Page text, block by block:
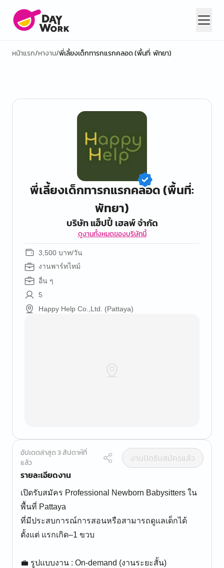
หน้าแรก/หางาน/พี่เลี้ยงเด็กทารกแรกคลอด (พื้นที่: พัทยา)
พี่เลี้ยงเด็กทารกแรกคลอด (พื้นที่:
พัทยา)
บริษัท แฮ็ปปี้ เฮลพ์ จำกัด
ดูงานทั้งหมดของบริษัทนี้
3,500 บาท/วัน
งานพาร์ทไทม์
อื่น ๆ
5
Happy Help Co.,Ltd. (Pattaya)
อัปเดตล่าสุด 3 สัปดาห์ที่
แล้ว
งานปิดรับสมัครแล้ว
รายละเอียดงาน
เปิดรับสมัคร Professional Newborn Babysitters ใน
พื้นที่ Pattaya
ที่มีประสบการณ์การสอนหรือสามารถดูแลเด็กได้
ตั้งแต่ แรกเกิด–1 ขวบ
💼 รูปแบบงาน : On-demand (งานระยะสั้น)